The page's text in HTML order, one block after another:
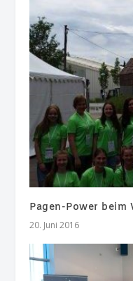
Pagen-Power beim
20. Juni 2016